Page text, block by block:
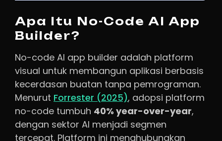
Apa Itu No-Code AI App
Builder?
No-code AI app builder adalah platform
visual untuk membangun aplikasi berbasis
kecerdasan buatan tanpa pemrograman.
Menurut Forrester (2025), adopsi platform
no-code tumbuh 40% year-over-year,
dengan sektor AI menjadi segmen
tercepat. Platform ini menghubungkan